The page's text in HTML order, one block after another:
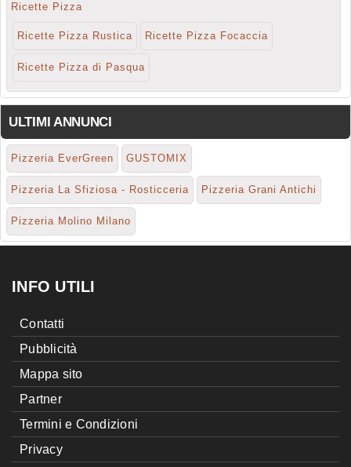
Ricette Pizza
Ricette Pizza Rustica Ricette Pizza Focaccia
Ricette Pizza di Pasqua
ULTIMI ANNUNCI
Pizzeria EverGreen GUSTOMIX
Pizzeria La Sfiziosa - Rosticceria Pizzeria Grani Antichi
Pizzeria Molino Milano
INFO UTILI
Contatti
Pubblicità
Mappa sito
Partner
Termini e Condizioni
Privacy